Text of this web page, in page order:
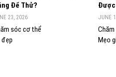
Để Thử?
23, 2026
sóc cơ thể
đẹp
Được
JUNE
Mẹo